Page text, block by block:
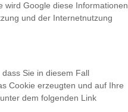
wird Google diese Informationen
und der Internetnutzung
Sie in diesem Fall
Cookie erzeugten und auf Ihre
dem folgenden Link